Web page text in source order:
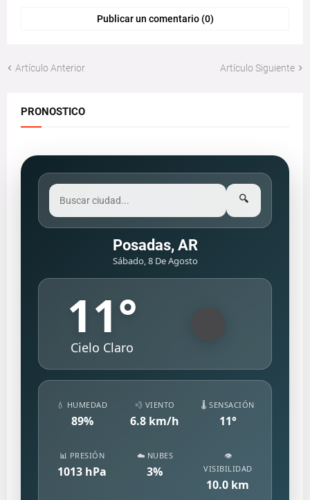
Publicar un comentario (0)
Artículo Anterior Artículo Siguiente
PRONOSTICO
🔍
Posadas, AR
Sábado, 8 De Agosto
11°
Cielo Claro
💧 HUMEDAD
89%
💨 VIENTO
6.8 km/h
🌡️ SENSACIÓN
11°
📊 PRESIÓN
1013 hPa
☁️ NUBES
3%
👁️
VISIBILIDAD
10.0 km